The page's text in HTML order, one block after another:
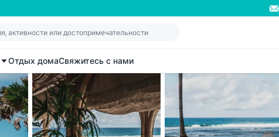
Отдых домаСвяжитесь с нами